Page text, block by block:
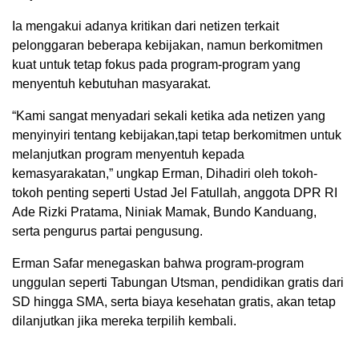
Ia mengakui adanya kritikan dari netizen terkait
pelonggaran beberapa kebijakan, namun berkomitmen
kuat untuk tetap fokus pada program-program yang
menyentuh kebutuhan masyarakat.
“Kami sangat menyadari sekali ketika ada netizen yang
menyinyiri tentang kebijakan,tapi tetap berkomitmen untuk
melanjutkan program menyentuh kepada
kemasyarakatan,” ungkap Erman, Dihadiri oleh tokoh-
tokoh penting seperti Ustad Jel Fatullah, anggota DPR RI
Ade Rizki Pratama, Niniak Mamak, Bundo Kanduang,
serta pengurus partai pengusung.
Erman Safar menegaskan bahwa program-program
unggulan seperti Tabungan Utsman, pendidikan gratis dari
SD hingga SMA, serta biaya kesehatan gratis, akan tetap
dilanjutkan jika mereka terpilih kembali.